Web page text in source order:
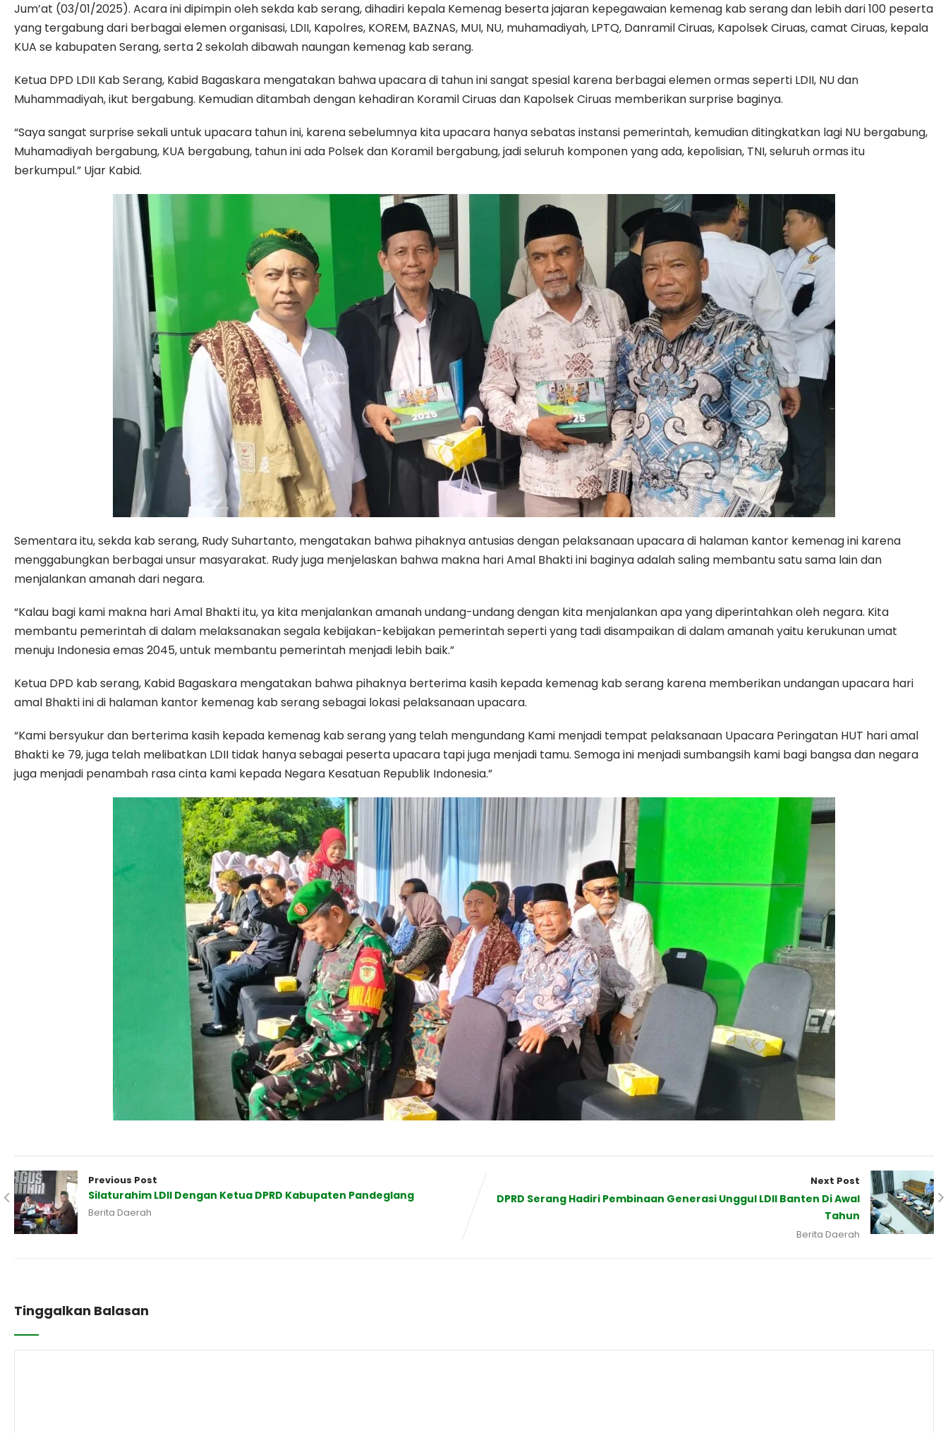
Jum’at (03/01/2025). Acara ini dipimpin oleh sekda kab serang, dihadiri kepala Kemenag beserta jajaran kepegawaian kemenag kab serang dan lebih dari 100 peserta
yang tergabung dari berbagai elemen organisasi, LDII, Kapolres, KOREM, BAZNAS, MUI, NU, muhamadiyah, LPTQ, Danramil Ciruas, Kapolsek Ciruas, camat Ciruas, kepala
KUA se kabupaten Serang, serta 2 sekolah dibawah naungan kemenag kab serang.
Ketua DPD LDII Kab Serang, Kabid Bagaskara mengatakan bahwa upacara di tahun ini sangat spesial karena berbagai elemen ormas seperti LDII, NU dan
Muhammadiyah, ikut bergabung. Kemudian ditambah dengan kehadiran Koramil Ciruas dan Kapolsek Ciruas memberikan surprise baginya.
“Saya sangat surprise sekali untuk upacara tahun ini, karena sebelumnya kita upacara hanya sebatas instansi pemerintah, kemudian ditingkatkan lagi NU bergabung,
Muhamadiyah bergabung, KUA bergabung, tahun ini ada Polsek dan Koramil bergabung, jadi seluruh komponen yang ada, kepolisian, TNI, seluruh ormas itu
berkumpul.” Ujar Kabid.
Sementara itu, sekda kab serang, Rudy Suhartanto, mengatakan bahwa pihaknya antusias dengan pelaksanaan upacara di halaman kantor kemenag ini karena
menggabungkan berbagai unsur masyarakat. Rudy juga menjelaskan bahwa makna hari Amal Bhakti ini baginya adalah saling membantu satu sama lain dan
menjalankan amanah dari negara.
“Kalau bagi kami makna hari Amal Bhakti itu, ya kita menjalankan amanah undang-undang dengan kita menjalankan apa yang diperintahkan oleh negara. Kita
membantu pemerintah di dalam melaksanakan segala kebijakan-kebijakan pemerintah seperti yang tadi disampaikan di dalam amanah yaitu kerukunan umat
menuju Indonesia emas 2045, untuk membantu pemerintah menjadi lebih baik.”
Ketua DPD kab serang, Kabid Bagaskara mengatakan bahwa pihaknya berterima kasih kepada kemenag kab serang karena memberikan undangan upacara hari
amal Bhakti ini di halaman kantor kemenag kab serang sebagai lokasi pelaksanaan upacara.
“Kami bersyukur dan berterima kasih kepada kemenag kab serang yang telah mengundang Kami menjadi tempat pelaksanaan Upacara Peringatan HUT hari amal
Bhakti ke 79, juga telah melibatkan LDII tidak hanya sebagai peserta upacara tapi juga menjadi tamu. Semoga ini menjadi sumbangsih kami bagi bangsa dan negara
juga menjadi penambah rasa cinta kami kepada Negara Kesatuan Republik Indonesia.”
Previous Post
Silaturahim LDII Dengan Ketua DPRD Kabupaten Pandeglang
Berita Daerah
Next Post
DPRD Serang Hadiri Pembinaan Generasi Unggul LDII Banten Di Awal
Tahun
Berita Daerah
Tinggalkan Balasan